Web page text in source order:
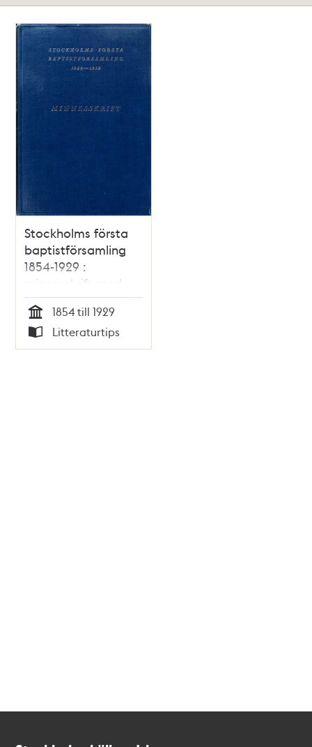
Stockholms första
baptistförsamling
1854-1929 :
minnesskrift med
anledning av dess
75-åriga tillvaro /
Hjalmar Danielson
Tid
1854 till 1929
Typ
Litteraturtips